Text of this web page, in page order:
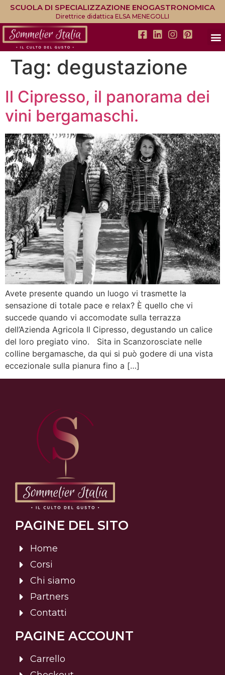
SCUOLA DI SPECIALIZZAZIONE ENOGASTRONOMICA
Direttrice didattica ELSA MENEGOLLI
Tag: degustazione
Il Cipresso, il panorama dei
vini bergamaschi.
Avete presente quando un luogo vi trasmette la
sensazione di totale pace e relax? È quello che vi
succede quando vi accomodate sulla terrazza
dell’Azienda Agricola Il Cipresso, degustando un calice
del loro pregiato vino. Sita in Scanzorosciate nelle
colline bergamasche, da qui si può godere di una vista
eccezionale sulla pianura fino a […]
PAGINE DEL SITO
Home
Corsi
Chi siamo
Partners
Contatti
PAGINE ACCOUNT
Carrello